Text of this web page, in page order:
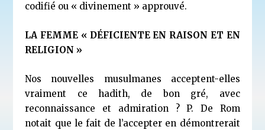
codifié ou « divinement » approuvé.
LA FEMME « DÉFICIENTE EN RAISON ET EN
RELIGION »
Nos nouvelles musulmanes acceptent-elles
vraiment ce hadith, de bon gré, avec
reconnaissance et admiration ? P. De Rom
notait que le fait de l’accepter en démontrerait